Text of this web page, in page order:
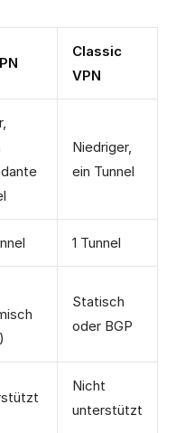
Classic
VPN
Niedriger,
ein Tunnel
1 Tunnel
Statisch
oder BGP
Nicht
unterstützt